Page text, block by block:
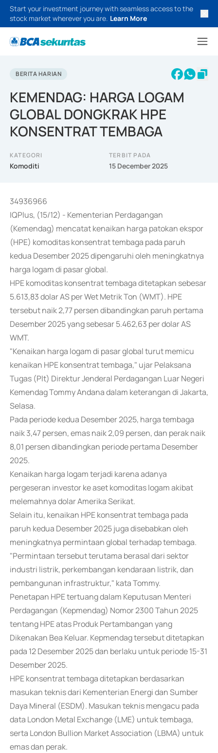
Start your investment journey with seamless access to the
stock market wherever you are. Learn More
BERITA HARIAN
KEMENDAG: HARGA LOGAM
GLOBAL DONGKRAK HPE
KONSENTRAT TEMBAGA
KATEGORI
Komoditi
TERBIT PADA
15 December 2025
34936966
IQPlus, (15/12) - Kementerian Perdagangan
(Kemendag) mencatat kenaikan harga patokan ekspor
(HPE) komoditas konsentrat tembaga pada paruh
kedua Desember 2025 dipengaruhi oleh meningkatnya
harga logam di pasar global.
HPE komoditas konsentrat tembaga ditetapkan sebesar
5.613,83 dolar AS per Wet Metrik Ton (WMT). HPE
tersebut naik 2,77 persen dibandingkan paruh pertama
Desember 2025 yang sebesar 5.462,63 per dolar AS
WMT.
"Kenaikan harga logam di pasar global turut memicu
kenaikan HPE konsentrat tembaga," ujar Pelaksana
Tugas (Plt) Direktur Jenderal Perdagangan Luar Negeri
Kemendag Tommy Andana dalam keterangan di Jakarta,
Selasa.
Pada periode kedua Desember 2025, harga tembaga
naik 3,47 persen, emas naik 2,09 persen, dan perak naik
8,01 persen dibandingkan periode pertama Desember
2025.
Kenaikan harga logam terjadi karena adanya
pergeseran investor ke aset komoditas logam akibat
melemahnya dolar Amerika Serikat.
Selain itu, kenaikan HPE konsentrat tembaga pada
paruh kedua Desember 2025 juga disebabkan oleh
meningkatnya permintaan global terhadap tembaga.
"Permintaan tersebut terutama berasal dari sektor
industri listrik, perkembangan kendaraan listrik, dan
pembangunan infrastruktur," kata Tommy.
Penetapan HPE tertuang dalam Keputusan Menteri
Perdagangan (Kepmendag) Nomor 2300 Tahun 2025
tentang HPE atas Produk Pertambangan yang
Dikenakan Bea Keluar. Kepmendag tersebut ditetapkan
pada 12 Desember 2025 dan berlaku untuk periode 15-31
Desember 2025.
HPE konsentrat tembaga ditetapkan berdasarkan
masukan teknis dari Kementerian Energi dan Sumber
Daya Mineral (ESDM). Masukan teknis mengacu pada
data London Metal Exchange (LME) untuk tembaga,
serta London Bullion Market Association (LBMA) untuk
emas dan perak.